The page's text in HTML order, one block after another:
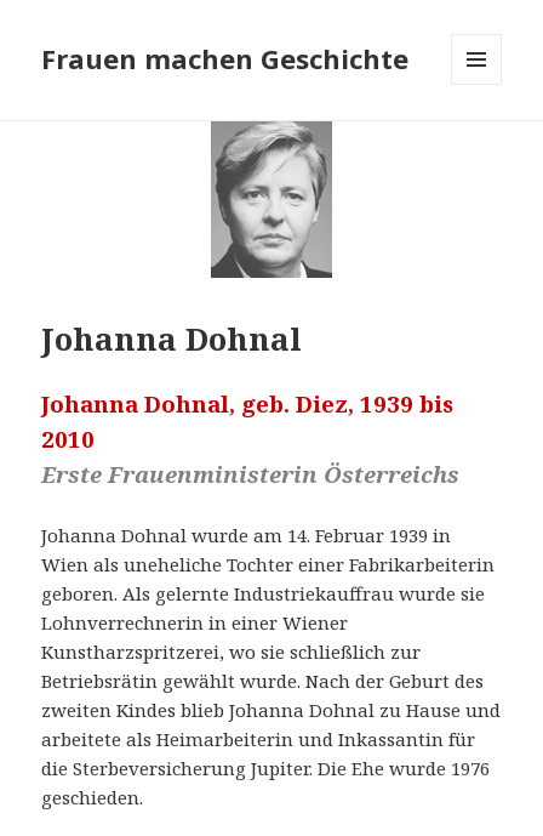
Frauen machen Geschichte
Johanna Dohnal
Johanna Dohnal, geb. Diez, 1939 bis
2010
Erste Frauenministerin Österreichs
Johanna Dohnal wurde am 14. Februar 1939 in
Wien als uneheliche Tochter einer Fabrikarbeiterin
geboren. Als gelernte Industriekauffrau wurde sie
Lohnverrechnerin in einer Wiener
Kunstharzspritzerei, wo sie schließlich zur
Betriebsrätin gewählt wurde. Nach der Geburt des
zweiten Kindes blieb Johanna Dohnal zu Hause und
arbeitete als Heimarbeiterin und Inkassantin für
die Sterbeversicherung Jupiter. Die Ehe wurde 1976
geschieden.